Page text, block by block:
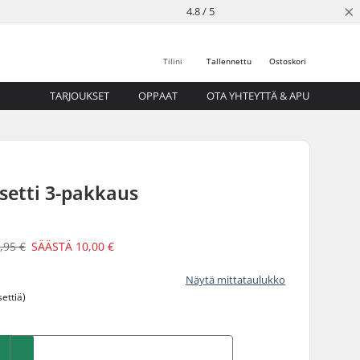
4.8 / 5 ×
Ostoskori
Tallennettu
Tilini
TARJOUKSET OPPAAT OTA YHTEYTTÄ & APU
3-pakkaus
€ SÄÄSTÄ 10,00 €
Näytä mittataulukko